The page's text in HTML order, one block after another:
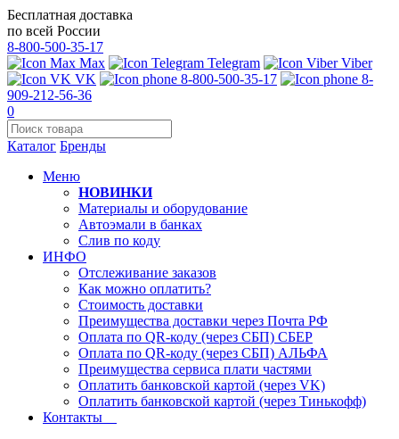
Бесплатная доставка
по всей России
8-800-500-35-17
Max
Telegram
Viber
VK
8-800-500-35-17
8-
909-212-56-36
0
Каталог Бренды
Меню
НОВИНКИ
Материалы и оборудование
Автоэмали в банках
Слив по коду
ИНФО
Отслеживание заказов
Как можно оплатить?
Стоимость доставки
Преимущества доставки через Почта РФ
Оплата по QR-коду (через СБП) СБЕР
Оплата по QR-коду (через СБП) АЛЬФА
Преимущества сервиса плати частями
Оплатить банковской картой (через VK)
Оплатить банковской картой (через Тинькофф)
Контакты